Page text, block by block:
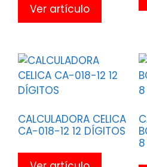
Ver artículo
CALCULADORA CELICA
CA-018-12 12 DÍGITOS